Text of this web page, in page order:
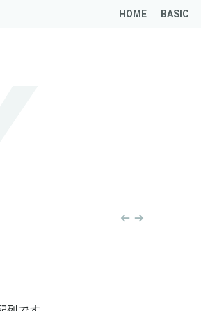
HOME BASIC
Post